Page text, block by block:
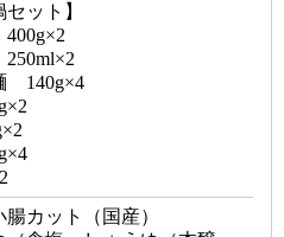
ット】
140g×4
腸カット（国産）